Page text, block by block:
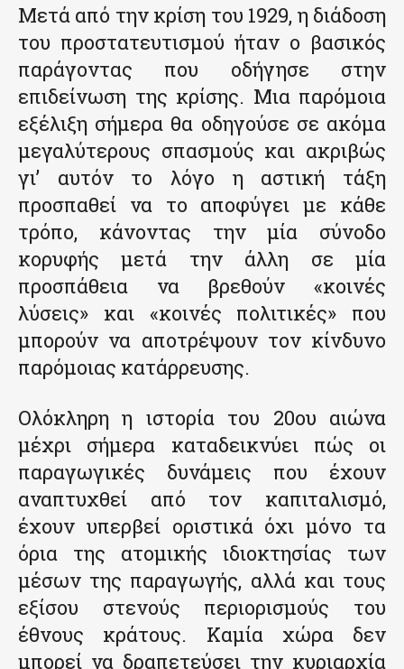
Μετά από την κρίση του 1929, η διάδοση
του προστατευτισμού ήταν ο βασικός
παράγοντας που οδήγησε στην
επιδείνωση της κρίσης. Μια παρόμοια
εξέλιξη σήμερα θα οδηγούσε σε ακόμα
μεγαλύτερους σπασμούς και ακριβώς
γι’ αυτόν το λόγο η αστική τάξη
προσπαθεί να το αποφύγει με κάθε
τρόπο, κάνοντας την μία σύνοδο
κορυφής μετά την άλλη σε μία
προσπάθεια να βρεθούν «κοινές
λύσεις» και «κοινές πολιτικές» που
μπορούν να αποτρέψουν τον κίνδυνο
παρόμοιας κατάρρευσης.
Ολόκληρη η ιστορία του 20ου αιώνα
μέχρι σήμερα καταδεικνύει πώς οι
παραγωγικές δυνάμεις που έχουν
αναπτυχθεί από τον καπιταλισμό,
έχουν υπερβεί οριστικά όχι μόνο τα
όρια της ατομικής ιδιοκτησίας των
μέσων της παραγωγής, αλλά και τους
εξίσου στενούς περιορισμούς του
έθνους κράτους. Καμία χώρα δεν
μπορεί να δραπετεύσει την κυριαρχία